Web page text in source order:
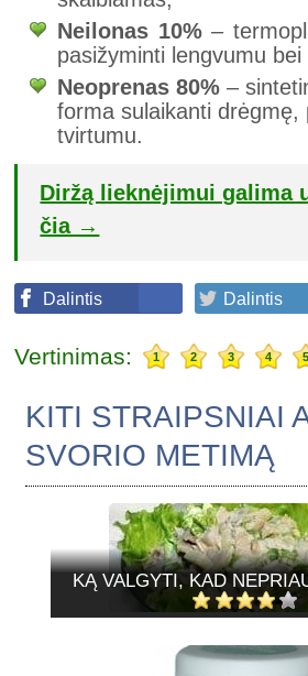
Neilonas 10%–
pasižyminti lengvumu
Neoprenas 80% –
forma sulaikanti drėgmę,
tvirtumu.
Diržą lieknėjimui galima
čia →
Dalintis Dalintis
Vertinimas: 1 2 3 4
KITI STRAIPSNIAI
SVORIO METIMĄ
KĄ VALGYTI, KAD